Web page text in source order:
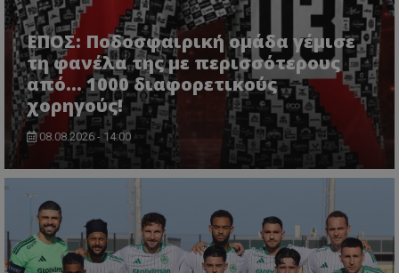
ΕΠΟΣ: Ποδοσφαιρική ομάδα γέμισε
τη φανέλα της με περισσότερους
από... 1000 διαφορετικούς
χορηγούς!
08.08.2026 - 14:00